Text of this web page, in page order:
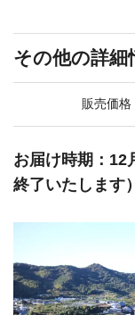
その他の詳細
販売価格
お届け時期：12
終了いたします）